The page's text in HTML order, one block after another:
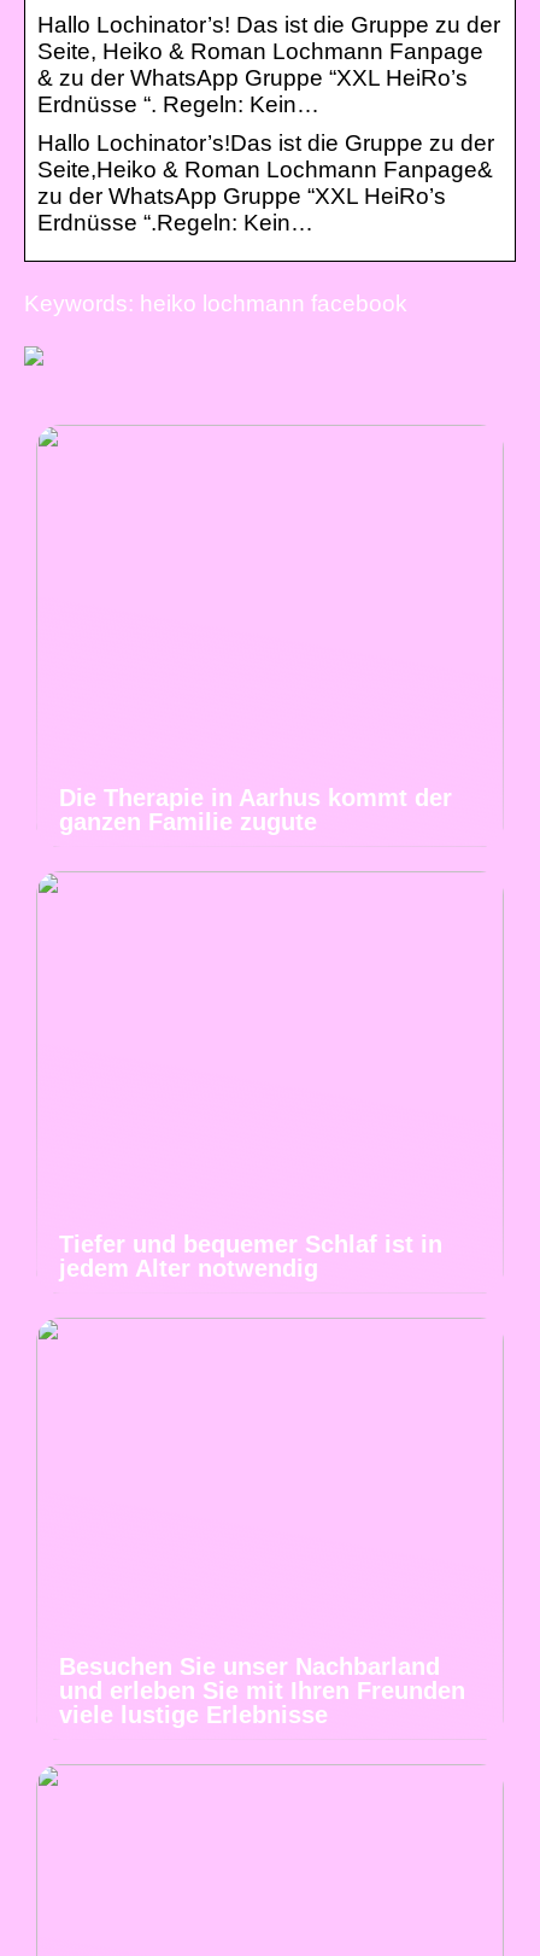
Hallo Lochinator’s! Das ist die Gruppe zu der
Seite, Heiko & Roman Lochmann Fanpage
& zu der WhatsApp Gruppe “XXL HeiRo’s
Erdnüsse “. Regeln: Kein…
Hallo Lochinator’s!Das ist die Gruppe zu der
Seite,Heiko & Roman Lochmann Fanpage&
zu der WhatsApp Gruppe “XXL HeiRo’s
Erdnüsse “.Regeln: Kein…
Keywords: heiko lochmann facebook
Die Therapie in Aarhus kommt der
ganzen Familie zugute
Tiefer und bequemer Schlaf ist in
jedem Alter notwendig
Besuchen Sie unser Nachbarland
und erleben Sie mit Ihren Freunden
viele lustige Erlebnisse